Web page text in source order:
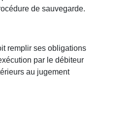
de sauvegarde.
remplir ses obligations
par le débiteur
au jugement